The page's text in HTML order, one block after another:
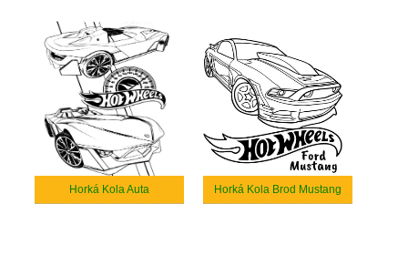
Horká Kola Auta Horká Kola Brod Mustang